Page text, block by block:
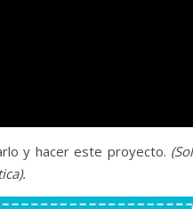
y hacer este proyecto.